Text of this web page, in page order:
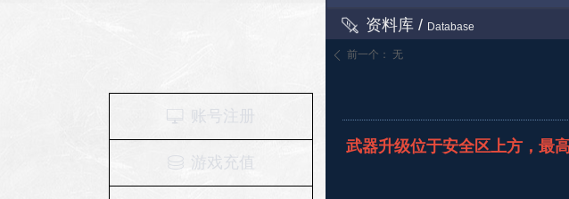
ꀹ 游戏充值
ꀖ 账号注册
资料库 / Database
武器升级位于安全区上方，最
ꄴ 前一个： 无